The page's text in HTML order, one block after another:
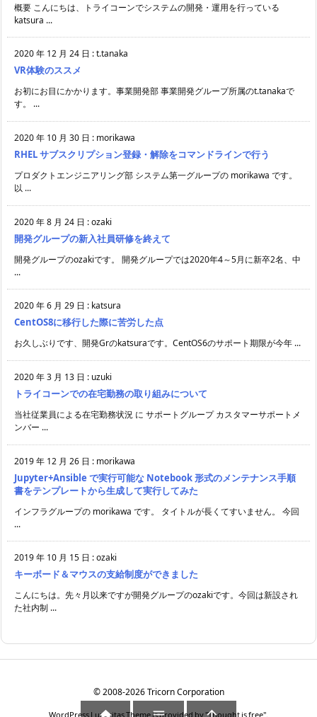
概要 こんにちは、トライコーンでシステムの開発・運用を行っている
katsura ...
2020 年 12 月 24 日 :t.tanaka
VR体験のススメ
お初にお目にかかります。事業開発部 事業開発グループ所属のt.tanakaで
す。 ...
2020 年 10 月 30 日 : morikawa
RHEL サブスクリプション登録・解除をコマンドラインで行う
プロダクトエンジニアリング部 システム第一グループの morikawa です。
以 ...
2020 年 8 月 24 日 :ozaki
開発グループの新入社員研修を終えて
開発グループのozakiです。 開発グループでは2020年4～5月に新卒2名、中
...
2020 年 6 月 29 日 : katsura
CentOS8に移行した際に苦労した点
お久しぶりです、開発Grのkatsuraです。CentOS6のサポート期限が今年 ...
2020 年 3 月 13 日 : uzuki
トライコーンでの在宅勤務の取り組みについて
当社従業員による在宅勤務状況 に サポートグループ カスタマーサポートメ
ンバー ...
2019 年 12 月 26 日 : morikawa
Jupyter+Ansible で実行可能な Notebook 形式のメンテナンス手順
書をテンプレートから生成して実行してみた
インフラグループの morikawa です。 タイトルが長くてすいません。 今回
...
2019 年 10 月 15 日 :ozaki
キーボード＆マウスの支給制度ができました
こんにちは。先々月以来ですが開発グループのozakiです。今回は新設され
た社内制 ...
©2008-2026Tricorn Corporation
WordPress Luxeritas Theme is provided by "Thought is free".